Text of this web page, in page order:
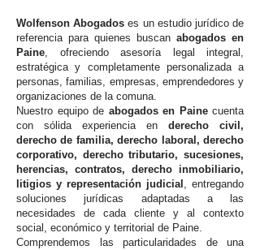
Wolfenson Abogados es un estudio jurídico de
referencia para quienes buscan abogados en
Paine, ofreciendo asesoría legal integral,
estratégica y completamente personalizada a
personas, familias, empresas, emprendedores y
organizaciones de la comuna.
Nuestro equipo de abogados en Painecuenta
con sólida experiencia en derecho civil,
derecho de familia, derecho laboral, derecho
corporativo, derecho tributario, sucesiones,
herencias, contratos, derecho inmobiliario,
litigios y representación judicial , entregando
soluciones jurídicas adaptadas a las
necesidades de cada cliente y al contexto
social, económico y territorial de Paine.
Comprendemos las particularidades de una